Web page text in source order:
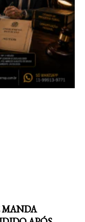
MANDA